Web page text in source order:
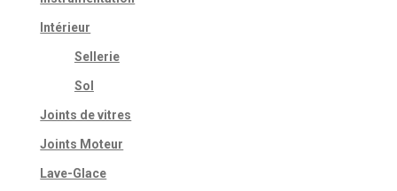
Intérieur
Sellerie
Sol
Joints de vitres
Joints Moteur
Lave-Glace